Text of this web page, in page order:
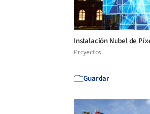
Instalación Nubel de
Proyectos
Guardar